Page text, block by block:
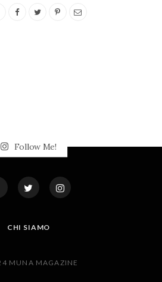
Follow Me!
CHI SIAMO
MUNA MAGAZINE